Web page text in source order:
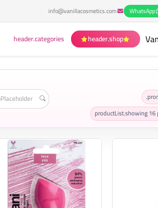
WhatsApp
info@vanillacosmetics.com
header.shop
header.categories
productList.showing16